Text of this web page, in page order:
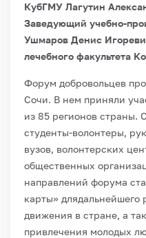
КубГМУ Лагутин
Заведующий учебно-
Ушмаров Денис
лечебного факультета
Форум добровольцев
Сочи. В нем приняли
из 85 регионов страны.
студенты-волонтеры,
вузов, волонтерских
общественных
направлений форума
карты» длядальнейшего
движения в стране, а
привлечения молодых